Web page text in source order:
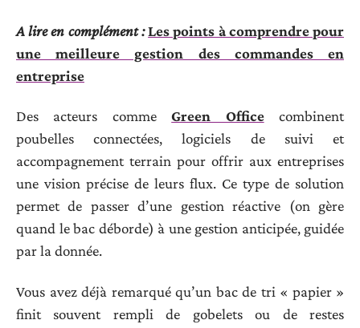
A lire en complément : Les points à comprendre pour
une meilleure gestion des commandes en
entreprise
Des acteurs commeGreen Officecombinent
poubelles connectées, logiciels de suivi et
accompagnement terrain pour offrir aux entreprises
une vision précise de leurs flux. Ce type de solution
permet de passer d’une gestion réactive (on gère
quand le bac déborde) à une gestion anticipée, guidée
par la donnée.
Vous avez déjà remarqué qu’un bac de tri « papier »
finit souvent rempli de gobelets ou de restes